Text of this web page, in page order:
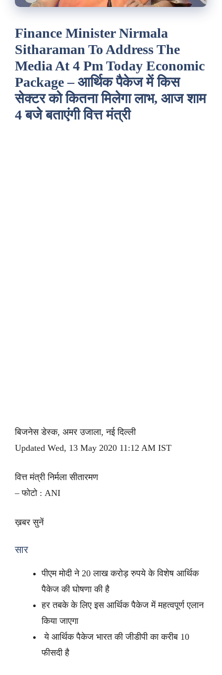
Finance Minister Nirmala
Sitharaman To Address The
Media At 4 Pm Today Economic
Package – आर्थिक पैकेज में किस
सेक्टर को कितना मिलेगा लाभ, आज शाम
4 बजे बताएंगी वित्त मंत्री
बिजनेस डेस्क, अमर उजाला, नई दिल्ली
Updated Wed, 13 May 2020 11:12 AM IST
वित्त मंत्री निर्मला सीतारमण
– फोटो : ANI
ख़बर सुनें
सार
पीएम मोदी ने 20 लाख करोड़ रुपये के विशेष आर्थिक
पैकेज की घोषणा की है
हर तबके के लिए इस आर्थिक पैकेज में महत्वपूर्ण एलान
किया जाएगा
ये आर्थिक पैकेज भारत की जीडीपी का करीब 10
फीसदी है